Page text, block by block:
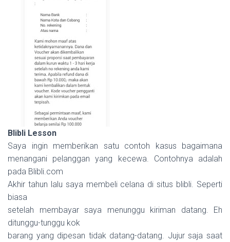
Blibli Lesson
Saya ingin memberikan satu contoh kasus bagaimana
menangani pelanggan yang kecewa. Contohnya adalah
pada Blibli.com
Akhir tahun lalu saya membeli celana di situs blibli. Seperti
biasa
setelah membayar saya menunggu kiriman datang. Eh
ditunggu-tunggu kok
barang yang dipesan tidak datang-datang. Jujur saja saat